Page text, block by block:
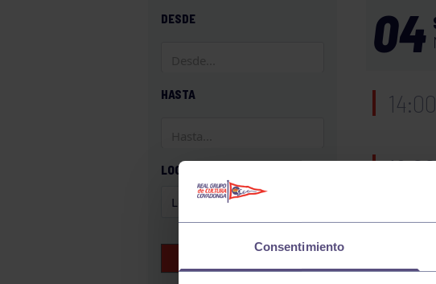
Consentimiento
BOXEO
GAF
GAM
HALTEROFILIA
DESDE
HASTA
LOCALIZACIÓN
04
14:00
16:00
18:00